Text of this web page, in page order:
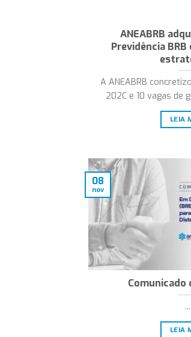
ANEABRB
Previdência
A ANEABRB
202C e 10 vagas de
LEIA
Comunicado
...
LEIA
08
nov